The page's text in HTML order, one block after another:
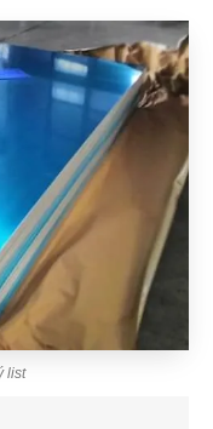
list